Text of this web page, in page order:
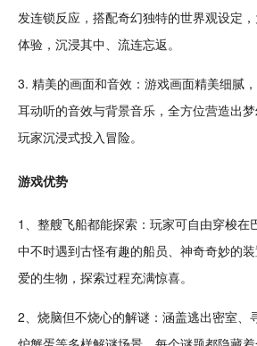
发连锁反应 ，搭配奇幻独特的世界观设定
体验，沉浸其中、流连忘返。
3. 精美的画面和音效 ：游戏画面精美细腻
耳动听的音效与背景音乐 ，全方位营造出
玩家沉浸式投入冒险。
游戏优势
1、整艘飞船都能探索：玩家可自由穿梭在
中不时遇到古怪有趣的船员、神奇奇妙的
爱的生物，探索过程充满惊喜。
2、 烧脑但不烧心的解谜：涵盖逃出密室、